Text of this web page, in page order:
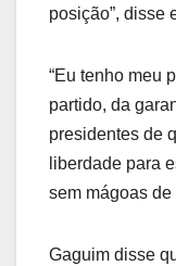
posição”, disse
“Eu tenho meu
partido, da
presidentes de
liberdade para
sem mágoas de
Gaguim disse